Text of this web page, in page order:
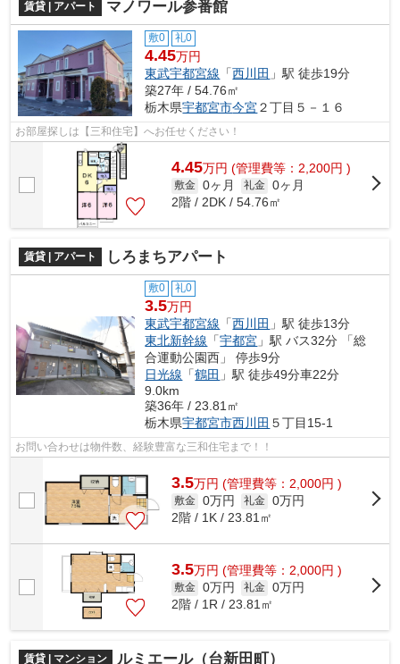
賃貸 | アパート マノワール参番館
敷0 礼0
4.45万円
東武宇都宮線 「西川田 」駅 徒歩19分
築27年 / 54.76㎡
栃木県宇都宮市今宮２丁目５－１６
お部屋探しは【三和住宅】へお任せください！
4.45万円 (管理費等：2,200円 )
敷金 0ヶ月 礼金 0ヶ月
2階 / 2DK / 54.76㎡
賃貸 | アパート しろまちアパート
敷0 礼0
3.5万円
東武宇都宮線 「西川田 」駅 徒歩13分
東北新幹線 「宇都宮 」駅 バス32分 「総
合運動公園西」 停歩9分
日光線 「鶴田 」駅 徒歩49分車22分
9.0km
築36年 / 23.81㎡
栃木県宇都宮市西川田 ５丁目15-1
お問い合わせは物件数、経験豊富な三和住宅まで！！
3.5万円 (管理費等：2,000円 )
敷金 0万円 礼金 0万円
2階 / 1K / 23.81㎡
3.5万円 (管理費等：2,000円 )
敷金 0万円 礼金 0万円
2階 / 1R / 23.81㎡
賃貸 | マンション ルミエール（台新田町）